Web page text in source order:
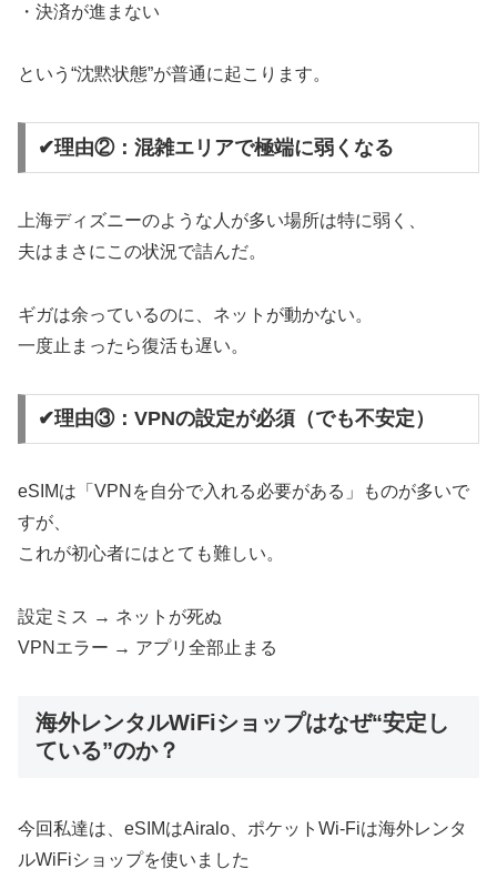
・決済が進まない
という“沈黙状態”が普通に起こります。
✔理由②：混雑エリアで極端に弱くなる
上海ディズニーのような人が多い場所は特に弱く、
夫はまさにこの状況で詰んだ。
ギガは余っているのに、ネットが動かない。
一度止まったら復活も遅い。
✔理由③：VPNの設定が必須（でも不安定）
eSIMは「VPNを自分で入れる必要がある」ものが多いで
すが、
これが初心者にはとても難しい。
設定ミス → ネットが死ぬ
VPNエラー → アプリ全部止まる
海外レンタルWiFiショップはなぜ“安定し
ている”のか？
今回私達は、eSIMはAiralo、ポケットWi-Fiは海外レンタ
ルWiFiショップを使いました